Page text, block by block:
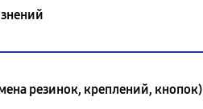
резинок, креплений, кнопок)